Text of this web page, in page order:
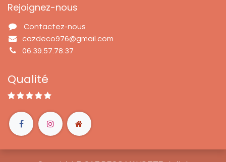
Rejoignez-nous
Contactez-nous
cazdeco976@gmail.com
06.39.57.78.37
Qualité